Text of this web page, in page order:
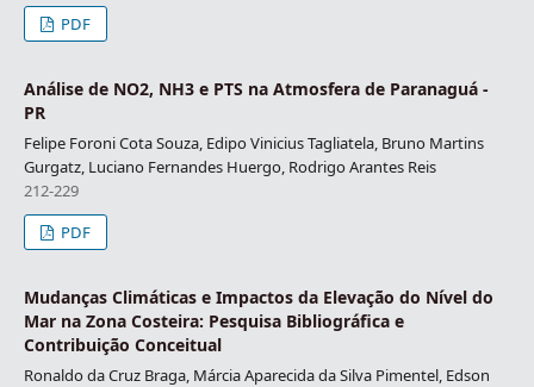
PDF
Análise de NO2, NH3 e PTS na Atmosfera de Paranaguá -
PR
Felipe Foroni Cota Souza, Edipo Vinicius Tagliatela, Bruno Martins
Gurgatz, Luciano Fernandes Huergo, Rodrigo Arantes Reis
212-229
PDF
Mudanças Climáticas e Impactos da Elevação do Nível do
Mar na Zona Costeira: Pesquisa Bibliográfica e
Contribuição Conceitual
Ronaldo da Cruz Braga, Márcia Aparecida da Silva Pimentel, Edson